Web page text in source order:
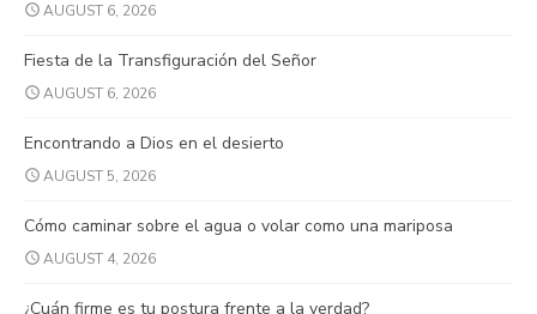
AUGUST 6, 2026
Fiesta de la Transfiguración del Señor
AUGUST 6, 2026
Encontrando a Dios en el desierto
AUGUST 5, 2026
Cómo caminar sobre el agua o volar como una mariposa
AUGUST 4, 2026
¿Cuán firme es tu postura frente a la verdad?